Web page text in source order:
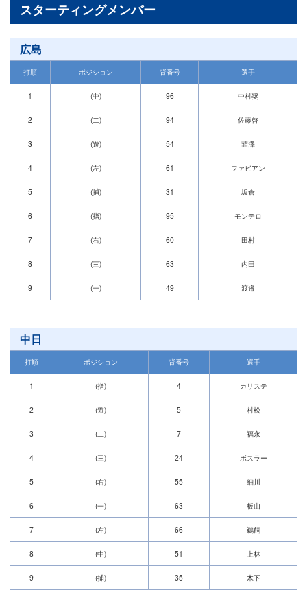
スターティングメンバー
広島
打順 ポジション 背番号 選手
1 (中) 96 中村奨
2 (二) 94 佐藤啓
3 (遊) 54 韮澤
4 (左) 61 ファビアン
5 (捕) 31 坂倉
6 (指) 95 モンテロ
7 (右) 60 田村
8 (三) 63 内田
9 (一) 49 渡邉
中日
打順 ポジション 背番号 選手
1 (指) 4 カリステ
2 (遊) 5 村松
3 (二) 7 福永
4 (三) 24 ボスラー
5 (右) 55 細川
6 (一) 63 板山
7 (左) 66 鵜飼
8 (中) 51 上林
9 (捕) 35 木下